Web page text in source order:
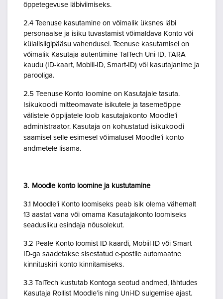
õppetegevuse läbiviimiseks.
2.4 Teenuse kasutamine on võimalik üksnes läbi
personaalse ja isiku tuvastamist võimaldava Konto või
külalisligipääsu vahendusel. Teenuse kasutamisel on
võimalik Kasutaja autentimine TalTech Uni-ID, TARA
kaudu (ID-kaart, Mobiil-ID, Smart-ID) või kasutajanime ja
parooliga.
2.5 Teenuse Konto loomine on Kasutajale tasuta.
Isikukoodi mitteomavate isikutele ja tasemeõppe
välistele õppijatele loob kasutajakonto Moodle’i
administraator. Kasutaja on kohustatud isikukoodi
saamisel selle esimesel võimalusel Moodle’i konto
andmetele lisama.
3. Moodle konto loomine ja kustutamine
3.1 Moodle’i Konto loomiseks peab isik olema vähemalt
13 aastat vana või omama Kasutajakonto loomiseks
seadusliku esindaja nõusolekut.
3.2 Peale Konto loomist ID-kaardi, Mobiil-ID või Smart
ID-ga saadetakse sisestatud e-postile automaatne
kinnituskiri konto kinnitamiseks.
3.3 TalTech kustutab Kontoga seotud andmed, lähtudes
Kasutaja Rollist Moodle’is ning Uni-ID sulgemise ajast.